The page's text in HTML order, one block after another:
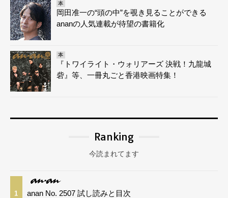
本
岡田准一の“頭の中”を覗き見ることができる
ananの人気連載が待望の書籍化
本
『トワイライト・ウォリアーズ 決戦！九龍城
砦』等、一冊丸ごと香港映画特集！
Ranking
今読まれてます
1 anan No. 2507 試し読みと目次